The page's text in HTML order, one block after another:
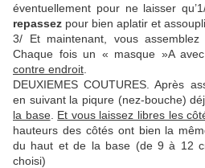
éventuellement pour ne laisser
repassez pour bien aplatir et
3/ Et maintenant, vous assemblez
Chaque fois un « masque »A
contre endroit
DEUXIEMES COUTURES. Après
en suivant la piqure (nez-bouche)
la base. Et vous laissez libres les
hauteurs des côtés ont bien la
du haut et de la base (de 9 à 12
choisi)